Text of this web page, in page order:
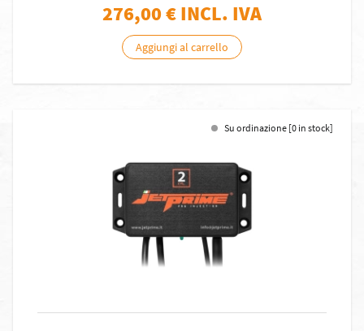
276,00€ INCL. IVA
Aggiungi al carrello
Su ordinazione [0 in stock]